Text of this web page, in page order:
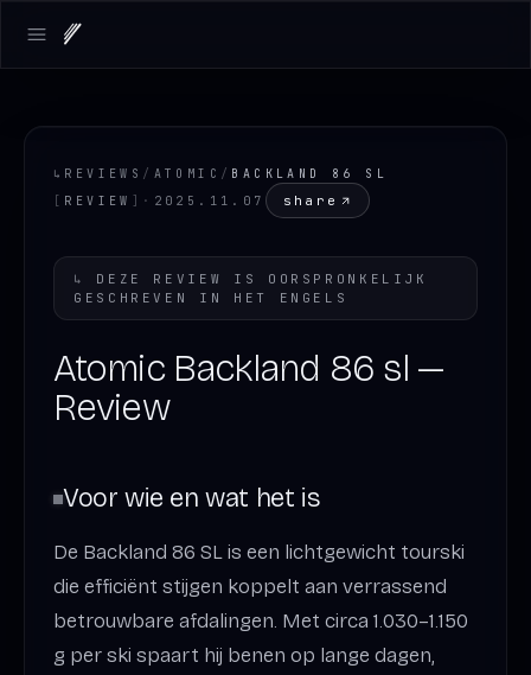
Open main menu
↳ REVIEWS / ATOMIC / BACKLAND 86 SL
[ REVIEW ] · 2025.11.07 share
↳ DEZE REVIEW IS OORSPRONKELIJK
GESCHREVEN IN HET
ENGELS
Atomic Backland 86 sl —
Review
Voor wie en wat het is
De Backland 86 SL is een lichtgewicht tourski
die efficiënt stijgen koppelt aan verrassend
betrouwbare afdalingen. Met circa 1.030–1.150
g per ski spaart hij benen op lange dagen,